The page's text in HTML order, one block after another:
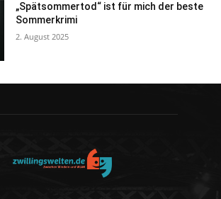
„Spätsommertod“ ist für mich der beste
Sommerkrimi
2. August 2025